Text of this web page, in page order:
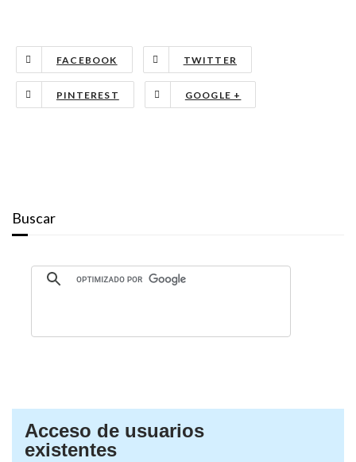
FACEBOOK TWITTER
PINTEREST GOOGLE +
Buscar
Acceso de usuarios
existentes